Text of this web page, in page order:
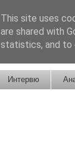
Интервю
This site uses
are shared with
statistics, and to